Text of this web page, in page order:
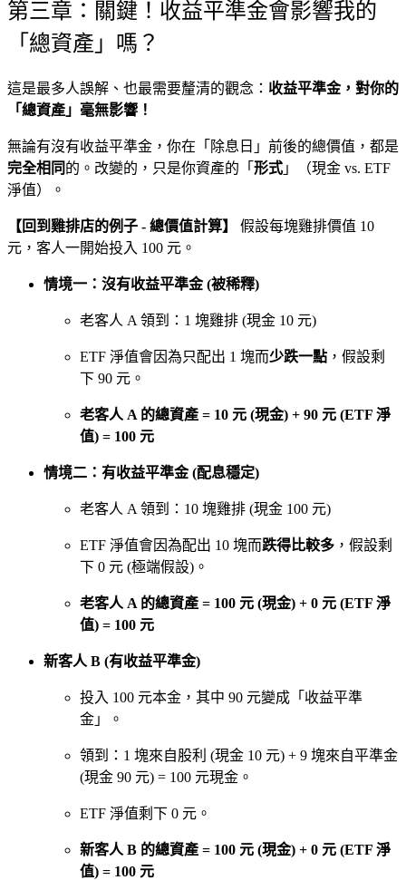
第三章：關鍵！收益平準金會影響我的
「總資產」嗎？
這是最多人誤解、也最需要釐清的觀念： 收益平準金，對你的
「總資產」毫無影響！
無論有沒有收益平準金，你在「除息日」前後的總價值，都是
完全相同 的。改變的，只是你資產的「 形式 」（現金 vs. ETF
淨值）。
【回到雞排店的例子 - 總價值計算】
假設每塊雞排價值 10
元，客人一開始投入 100 元。
情境一：沒有收益平準金 (被稀釋)
老客人 A 領到：1 塊雞排 (現金 10 元)
ETF 淨值會因為只配出 1 塊而少跌一點 ，假設剩
下 90 元。
老客人 A 的總資產 = 10 元 (現金) + 90 元 (ETF 淨
值) = 100 元
情境二：有收益平準金 (配息穩定)
老客人 A 領到：10 塊雞排 (現金 100 元)
ETF 淨值會因為配出 10 塊而跌得比較多 ，假設剩
下 0 元 (極端假設)。
老客人 A 的總資產 = 100 元 (現金) + 0 元 (ETF 淨
值) = 100 元
新客人 B (有收益平準金)
投入 100 元本金，其中 90 元變成「收益平準
金」。
領到：1 塊來自股利 (現金 10 元) + 9 塊來自平準金
(現金 90 元) = 100 元現金。
ETF 淨值剩下 0 元。
新客人 B 的總資產 = 100 元 (現金) + 0 元 (ETF 淨
值) = 100 元